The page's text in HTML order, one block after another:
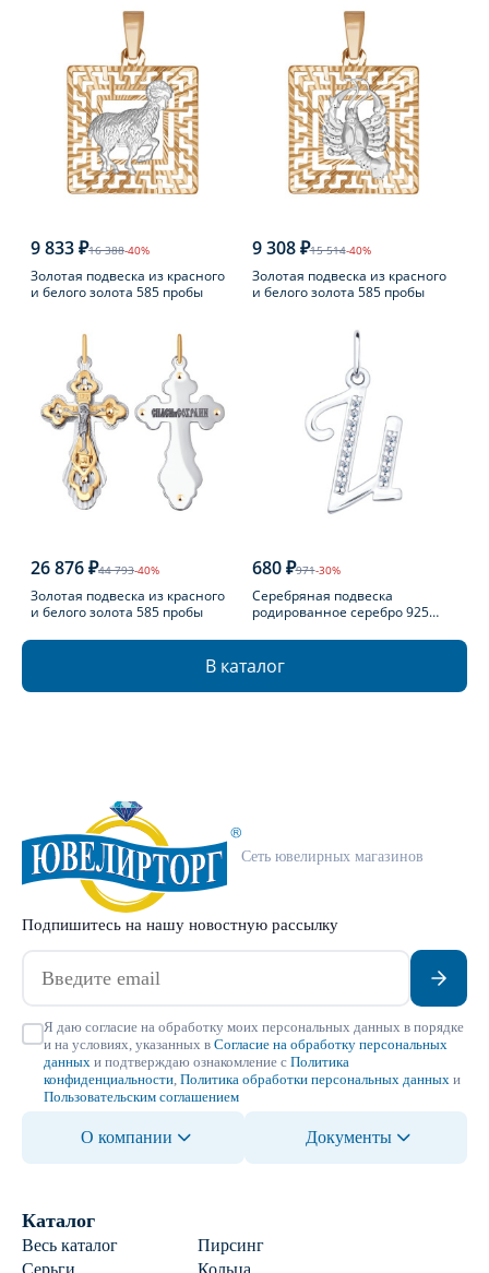
9 833 ₽16 388-40%
Золотая подвеска из красного
и белого золота 585 пробы
9 308 ₽15 514-40%
Золотая подвеска из красного
и белого золота 585 пробы
26 876 ₽44 793-40%
Золотая подвеска из красного
и белого золота 585 пробы
680 ₽971-30%
Серебряная подвеска
родированное серебро 925
В каталог
Сеть ювелирных магазинов
Подпишитесь на нашу новостную рассылку
Я даю согласие на обработку моих персональных данных в порядке
и на условиях, указанных в Согласие на обработку персональных
данных и подтверждаю ознакомление с Политика
конфиденциальности Политика обработки персональных данных и
Пользовательским соглашением
О компании Документы
Каталог
Весь каталог
Пирсинг
Серьги
Кольца